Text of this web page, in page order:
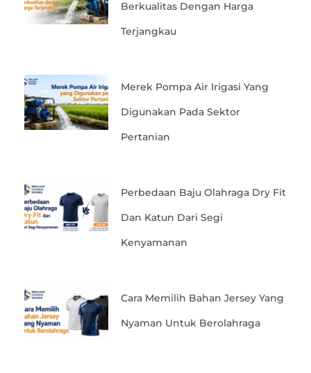
Berkualitas Dengan Harga
Terjangkau
Merek Pompa Air Irigasi Yang
Digunakan Pada Sektor
Pertanian
Perbedaan Baju Olahraga Dry Fit
Dan Katun Dari Segi
Kenyamanan
Cara Memilih Bahan Jersey Yang
Nyaman Untuk Berolahraga